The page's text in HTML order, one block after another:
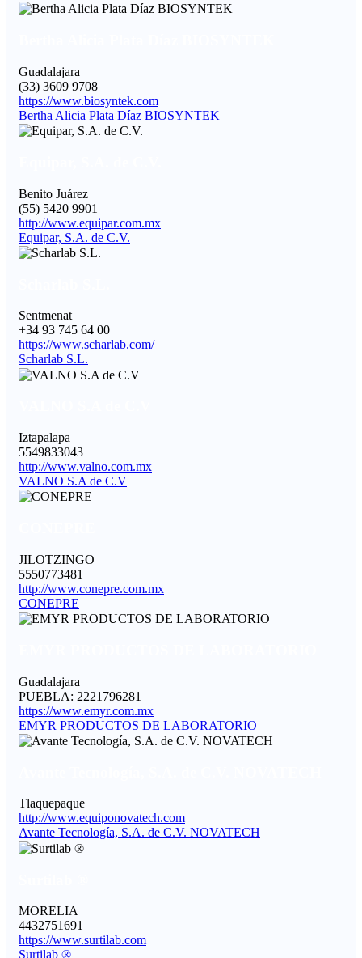
Guadalajara
(33) 3609 9708
https://www.biosyntek.com
Bertha Alicia Plata Díaz BIOSYNTEK
Benito Juárez
(55) 5420 9901
http://www.equipar.com.mx
Equipar, S.A. de C.V.
Sentmenat
+34 93 745 64 00
https://www.scharlab.com/
Scharlab S.L.
Iztapalapa
5549833043
http://www.valno.com.mx
VALNO S.A de C.V
JILOTZINGO
5550773481
http://www.conepre.com.mx
CONEPRE
Guadalajara
PUEBLA: 2221796281
https://www.emyr.com.mx
EMYR PRODUCTOS DE LABORATORIO
Tlaquepaque
http://www.equiponovatech.com
Avante Tecnología, S.A. de C.V. NOVATECH
MORELIA
4432751691
https://www.surtilab.com
Surtilab ®